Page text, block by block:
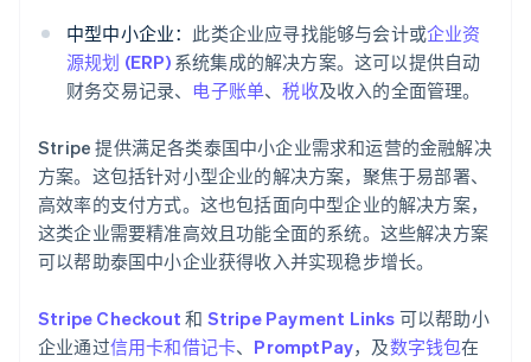
中型中小企业： 此类企业应寻找能够与会计或企业资
源规划 (ERP) 系统集成的解决方案。这可以提供自动
财务交易记录、 电子账单、税收及收入的全面管理。
Stripe 提供满足各类泰国中小企业需求和运营的金融解决
方案。这包括针对小型企业的解决方案，聚焦于易部署、
高效率的支付方式。这也包括面向中型企业的解决方案，
这类企业需要精准高效且功能全面的系统。这些解决方案
可以帮助泰国中小企业获得收入并实现稳步增长。
Stripe Checkout 和 Stripe Payment Links 可以帮助小
企业通过信用卡和借记卡、 PromptPay，及数字钱包在